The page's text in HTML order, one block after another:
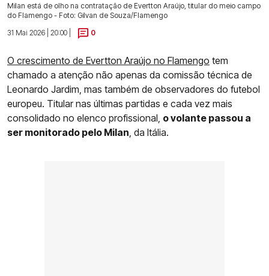
Milan está de olho na contratação de Evertton Araújo, titular do meio campo
do Flamengo - Foto: Gilvan de Souza/Flamengo
31 Mai 2026 | 20:00 |
0
O crescimento de Evertton Araújo no Flamengo tem
chamado a atenção não apenas da comissão técnica de
Leonardo Jardim, mas também de observadores do futebol
europeu. Titular nas últimas partidas e cada vez mais
consolidado no elenco profissional, o volante passou a
ser monitorado pelo Milan , da Itália.